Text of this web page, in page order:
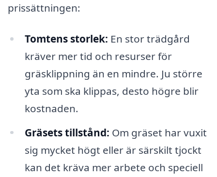
prissättningen:
Tomtens storlek: En stor trädgård
kräver mer tid och resurser för
gräsklippning än en mindre. Ju större
yta som ska klippas, desto högre blir
kostnaden.
Gräsets tillstånd: Om gräset har vuxit
sig mycket högt eller är särskilt tjockt
kan det kräva mer arbete och speciell